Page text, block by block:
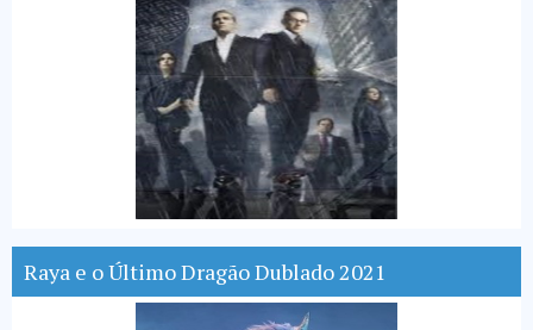
Raya e o Último Dragão Dublado 2021